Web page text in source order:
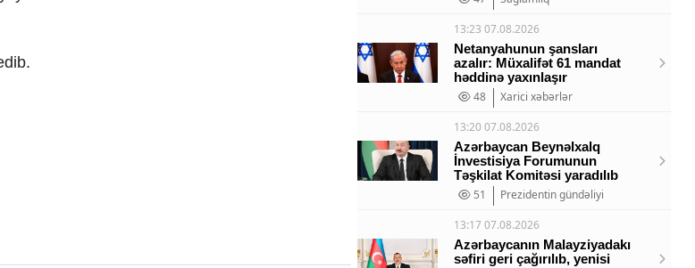
13:23 07.08.2026
Netanyahunun şansları
azalır: Müxalifət 61 mandat
həddinə yaxınlaşır
48
Xarici xəbərlər
13:20 07.08.2026
Azərbaycan Beynəlxalq
İnvestisiya Forumunun
Təşkilat Komitəsi yaradılıb
51
Prezidentin gündəliyi
13:17 07.08.2026
Azərbaycanın Malayziyadakı
səfiri geri çağırılıb, yenisi